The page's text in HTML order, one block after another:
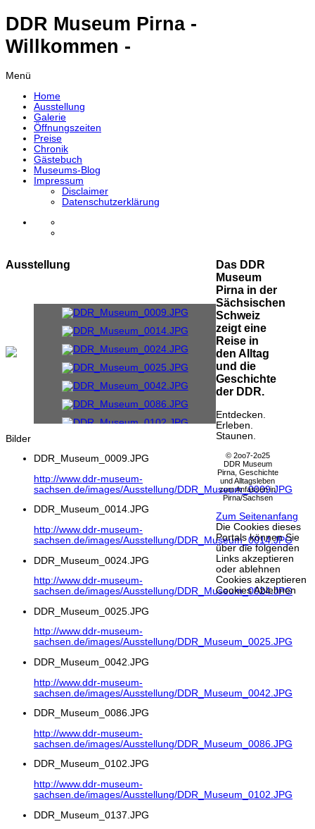
DDR Museum Pirna -
Willkommen -
Menü
Home
Ausstellung
Galerie
Öffnungszeiten
Preise
Chronik
Gästebuch
Museums-Blog
Impressum
Disclaimer
Datenschutzerklärung
Ausstellung
Bilder
DDR_Museum_0009.JPG
http://www.ddr-museum-
sachsen.de/images/Ausstellung/DDR_Museum_0009.JPG
DDR_Museum_0014.JPG
http://www.ddr-museum-
sachsen.de/images/Ausstellung/DDR_Museum_0014.JPG
DDR_Museum_0024.JPG
http://www.ddr-museum-
sachsen.de/images/Ausstellung/DDR_Museum_0024.JPG
DDR_Museum_0025.JPG
http://www.ddr-museum-
sachsen.de/images/Ausstellung/DDR_Museum_0025.JPG
DDR_Museum_0042.JPG
http://www.ddr-museum-
sachsen.de/images/Ausstellung/DDR_Museum_0042.JPG
DDR_Museum_0086.JPG
http://www.ddr-museum-
sachsen.de/images/Ausstellung/DDR_Museum_0086.JPG
DDR_Museum_0102.JPG
http://www.ddr-museum-
sachsen.de/images/Ausstellung/DDR_Museum_0102.JPG
DDR_Museum_0137.JPG
Das DDR
Museum
Pirna in der
Sächsischen
Schweiz
zeigt eine
Reise in
den Alltag
und die
Geschichte
der DDR.
Entdecken.
Erleben.
Staunen.
© 2oo7-2o25
DDR Museum
Pirna, Geschichte
und Alltagsleben
zum Anfassen in
Pirna/Sachsen
Zum Seitenanfang
Die Cookies dieses
Portals können Sie
über die folgenden
Links akzeptieren
oder ablehnen
Cookies akzeptieren
Cookies Ablehnen